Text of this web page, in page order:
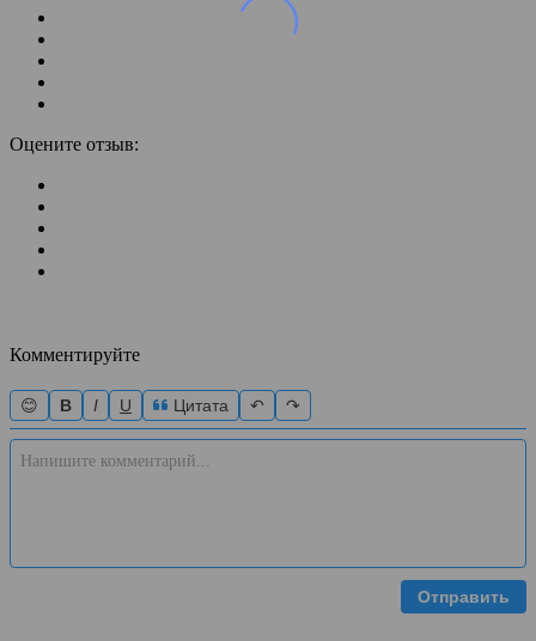
Оцените отзыв:
Комментируйте
😊 B I U Цитата ↶ ↷
Отправить